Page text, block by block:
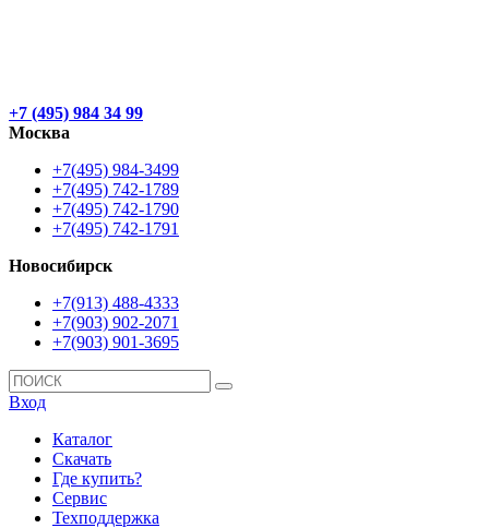
+7 (495) 984 34 99
Москва
+7(495) 984-3499
+7(495) 742-1789
+7(495) 742-1790
+7(495) 742-1791
Новосибирск
+7(913) 488-4333
+7(903) 902-2071
+7(903) 901-3695
Вход
Каталог
Скачать
Где купить?
Сервис
Техподдержка